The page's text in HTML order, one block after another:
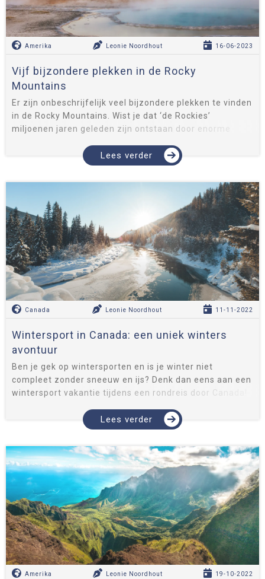
Amerika Leonie Noordhout 16-06-2023
Vijf bijzondere plekken in de Rocky
Mountains
Er zijn onbeschrijfelijk veel bijzondere plekken te vinden
in de Rocky Mountains. Wist je dat ‘de Rockies’
miljoenen jaren geleden zijn ontstaan door enorme
omhoog gestuwd en zo on...
Lees verder
Canada Leonie Noordhout 11-11-2022
Wintersport in Canada: een uniek winters
avontuur
Ben je gek op wintersporten en is je winter niet
compleet zonder sneeuw en ijs? Denk dan eens aan een
wintersport vakantie tijdens een rondreis door Canada!
snowboarden in fantastisch...
Lees verder
Amerika Leonie Noordhout 19-10-2022